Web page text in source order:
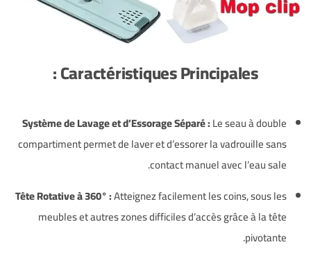
Caractéristiques Principales :
Système de Lavage et d’Essorage Séparé :Le seau à double
compartiment permet de laver et d’essorer la vadrouille sans
contact manuel avec l’eau sale.
Tête Rotative à 360° :Atteignez facilement les coins, sous les
meubles et autres zones difficiles d’accès grâce à la tête
pivotante.